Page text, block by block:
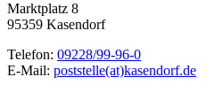
Marktplatz 8
95359 Kasendorf
Telefon: 09228/99-96-0
E-Mail: poststelle(at)kasendorf.de